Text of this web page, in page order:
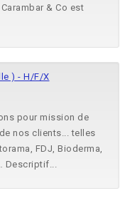
& Co est
) - H/F/X
pour mission de
nos clients... telles
FDJ, Bioderma,
Descriptif...